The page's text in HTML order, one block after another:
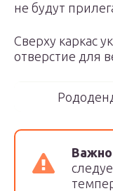
не будут
Сверху каркас
отверстие для
Важно